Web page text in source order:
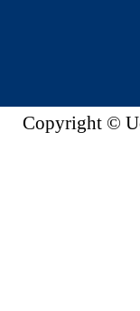
Copyright ©